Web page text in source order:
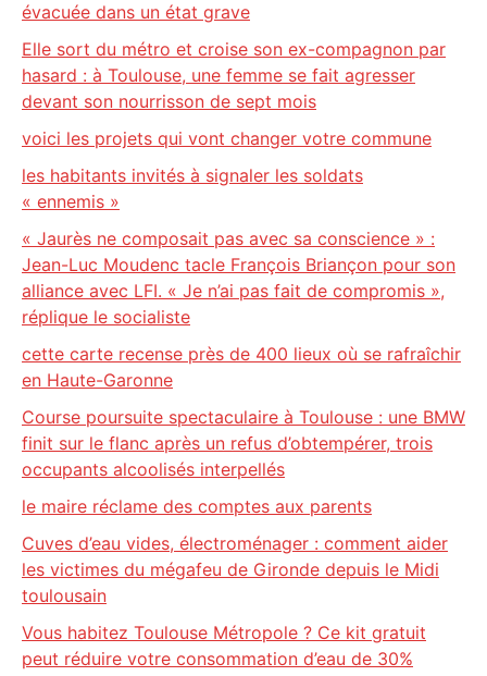
évacuée dans un état grave
Elle sort du métro et croise son ex-compagnon par
hasard : à Toulouse, une femme se fait agresser
devant son nourrisson de sept mois
voici les projets qui vont changer votre commune
les habitants invités à signaler les soldats
« ennemis »
« Jaurès ne composait pas avec sa conscience » :
Jean-Luc Moudenc tacle François Briançon pour son
alliance avec LFI. « Je n’ai pas fait de compromis »,
réplique le socialiste
cette carte recense près de 400 lieux où se rafraîchir
en Haute-Garonne
Course poursuite spectaculaire à Toulouse : une BMW
finit sur le flanc après un refus d’obtempérer, trois
occupants alcoolisés interpellés
le maire réclame des comptes aux parents
Cuves d’eau vides, électroménager : comment aider
les victimes du mégafeu de Gironde depuis le Midi
toulousain
Vous habitez Toulouse Métropole ? Ce kit gratuit
peut réduire votre consommation d’eau de 30%